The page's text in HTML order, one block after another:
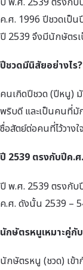
ค.ศ. 1996 ปีชวดเป็
ปี 2539 จึงมีนักษัตร
ปีชวดมีนิสัยอย่างไร?
คนเกิดปีชวด (ปีหนู)
พริบดี และเป็นคนที่มั
ซื่อสัตย์ต่อคนที่ไว้วางใจ
ปี 2539 ตรงกับปีค.ศ
ปี พ.ศ. 2539 ตรงกับ
ค.ศ. ดังนั้น 2539 –
นักษัตรหนูเหมาะคู่กั
นักษัตรหนู (ชวด) เข้า